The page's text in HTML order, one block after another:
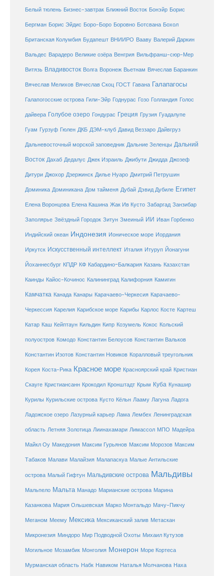
Белый тюлень Бизнес-завтрак Ближний Восток Бонэйр Борис
Бергман Борис Эйдис Боро-Боро Боровно Ботсвана Бохол
Британская Колумбия Будапешт ВНИИРО Вааву Валерий Даркин
Вальдес Варадеро Великие озёра Венгрия Вильфранш-сюр-Мер
Витязь Владивосток Волга Воронеж Вьетнам Вячеслав Баранкин
Вячеслав Мелихов Вячеслав Скоц ГОСТ Гавана Галапагосы
Галапогосские острова Гили-Эйр Годнурас Гозо Голландия Голос
дайвера Голубое озеро Гондурас Греция Грузия Гуадалупе
Гуам Гурзуф Гюлен ДКБ ДЭМ-клуб Давид Веззаро Дайвгруз
Дальневосточный морской заповедник Дальние Зеленцы Дальний
Восток Дахаб Дедалус Джек Израиль Джибути Джидда Джозеф
Дитури Джохор Дзержинск Дилье Нуаро Дмитрий Петрушин
Доминика Доминикана Дом тайменя Дубай Дэвид Дубиле Египет
Елена Воронцова Елена Кашина Жак Ив Кусто Забаргад Занзибар
Заполярье Звёздный Городок Зитун Змеиный ИИ Иван Горбенко
Индийский океан Индонезия Ионическое море Иордания
Иркутск Искусственный интеллект Италия Итуруп Йонагуни
Йоханнесбург КПДР КФ Кабардино-Балкария Казань Казахстан
Каинды Кайос-Кочинос Калининград Калифорния Камигин
Камчатка Канада Канары Карачаево-Черкесия Карачаево-
Черкессия Карелия Карибское море Карибы Карлос Косте Картеш
Катар Каш Кейптаун Кильдин Кипр Козумель Кокос Кольский
полуостров Комодо Константин Белоусов Константин Вальков
Константин Изотов Константин Новиков Коралловый треугольник
Корея Коста-Рика Красное море Красноярский край Кристиан
Скауге Кристиансанн Крокодил Кронштадт Крым Куба Кунашир
Курилы Курильские острова Кусто Кёльн Лааму Лагуна Ладога
Ладожское озеро Лазурный карьер Лама Лембех Ленинградская
область Летняя Золотица Лиинахамари Лимассол МПО Мадейра
Майкл Оу Македония Максим Гурьянов Максим Морозов Максим
Табаков Малави Малайзия Малапаскуа Малые Антильские
острова Малый Гифтун Мальдивские острова Мальдивы
Мальпело Мальта Манадо Марианские острова Марина
Казанкова Мария Ольшевская Марко Монтальдо Мачу-Пикчу
Меганом Меему Мексика Мексиканский залив Метаскан
Микронезия Миндоро Мир Подводной Охоты Михаил Кутузов
Могильное Мозамбик Монголия Монерон Море Кортеса
Мурманская область Набк Навиком Наталья Молчанова Наха